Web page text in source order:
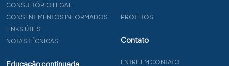
CONSULTÓRIO LEGAL
CONSENTIMENTOS INFORMADOS
LINKS ÚTEIS
NOTAS TÉCNICAS
Educação continuada
PROJETOS
Contato
ENTRE EM CONTATO